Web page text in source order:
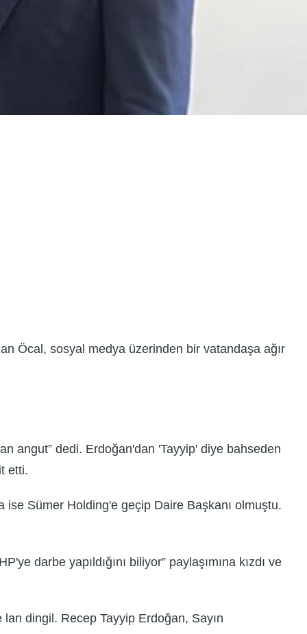
Öcal, sosyal medya üzerinden bir vatandaşa ağır
angut” dedi. Erdoğan'dan 'Tayyip' diye bahseden
etti.
ise Sümer Holding'e geçip Daire Başkanı olmuştu.
darbe yapıldığını biliyor” paylaşımına kızdı ve
dingil. Recep Tayyip Erdoğan, Sayın